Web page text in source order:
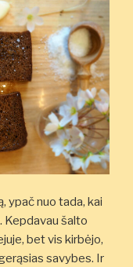
ypač nuo tada, kai
Kepdavau šalto
bet vis kirbėjo,
savybes. Ir